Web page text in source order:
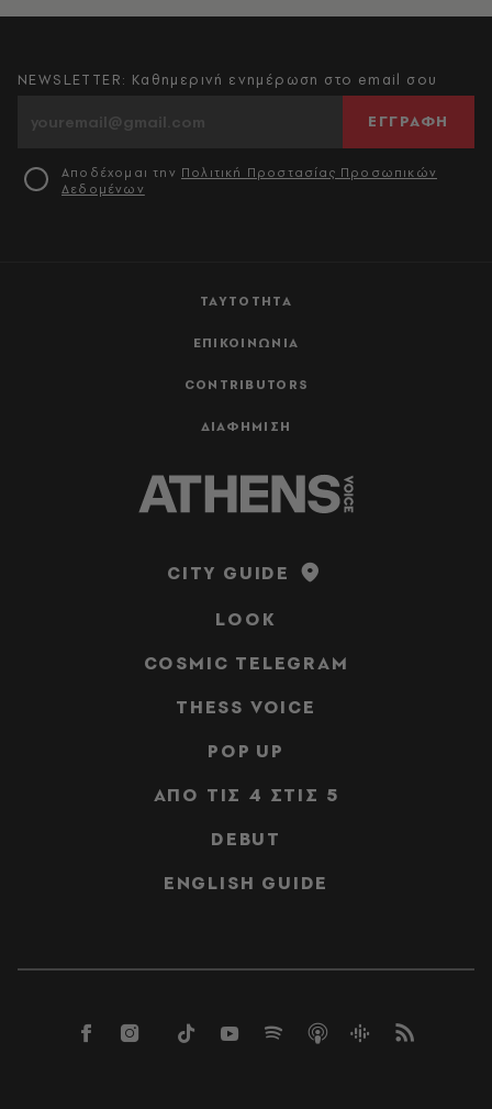
ΤΑΥΤΟΤΗΤΑ
ΕΠΙΚΟΙΝΩΝΙΑ
CONTRIBUTORS
ΔΙΑΦΗΜΙΣΗ
NEWSLETTER: Καθημερινή ενημέρωση στο email σου
ΕΓΓΡΑΦΗ
Αποδέχομαι την Πολιτική Προστασίας Προσωπικών
Δεδομένων
CITY GUIDE
LOOK
COSMIC TELEGRAM
THESS VOICE
POP UP
ΑΠΟ ΤΙΣ 4 ΣΤΙΣ 5
DEBUT
ENGLISH GUIDE